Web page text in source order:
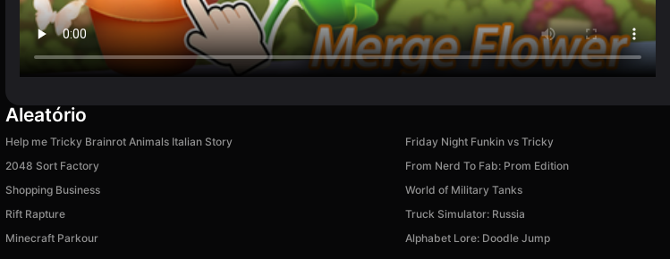
Aleatório
Help me Tricky Brainrot Animals Italian Story Friday Night Funkin vs Tricky
2048 Sort Factory
From Nerd To Fab: Prom Edition
Shopping Business
World of Military Tanks
Rift Rapture
Truck Simulator: Russia
Minecraft Parkour
Alphabet Lore: Doodle Jump